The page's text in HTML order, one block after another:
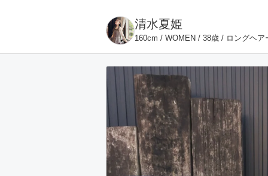
清水夏姫
160cm / WOMEN / 38歳 / ロングヘア